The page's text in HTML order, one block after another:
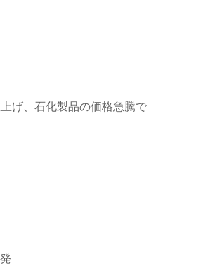
げ、石化製品の価格急騰で